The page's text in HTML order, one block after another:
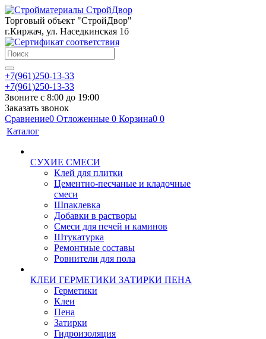
Торговый объект "СтройДвор"
г.Киржач, ул. Наседкинская 1б
+7(961)250-13-33
+7(961)250-13-33
Звоните с 8:00 до 19:00
Заказать звонок
Сравнение0 Отложенные 0 Корзина0 0
Каталог
СУХИЕ СМЕСИ
Клей для плитки
Цементно-песчаные и кладочные
смеси
Шпаклевка
Добавки в растворы
Смеси для печей и каминов
Штукатурка
Ремонтные составы
Ровнители для пола
КЛЕИ ГЕРМЕТИКИ ЗАТИРКИ ПЕНА
Герметики
Клеи
Пена
Затирки
Гидроизоляция